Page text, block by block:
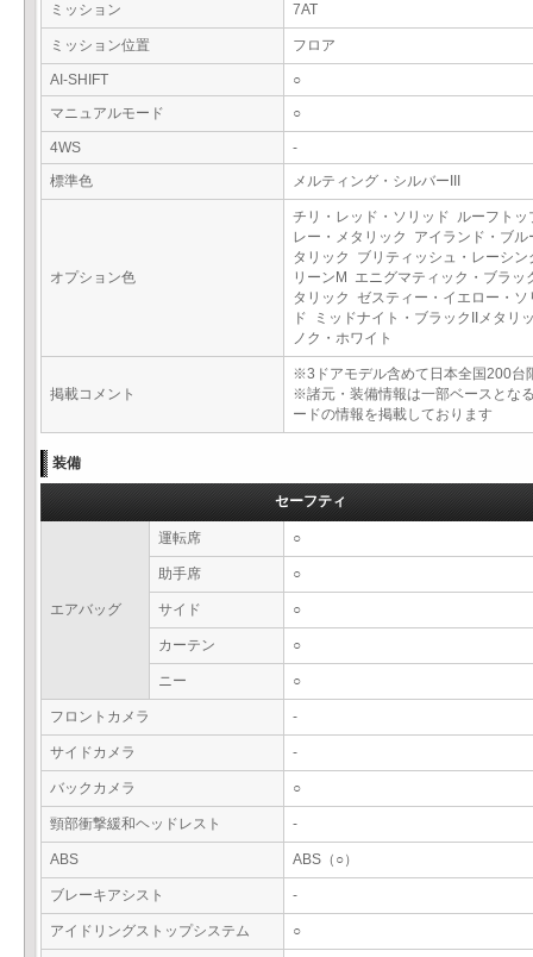
ミッション 7AT
ミッション位置 フロア
AI-SHIFT
○
マニュアルモード
○
4WS
-
標準色
メルティング・シルバーIII
オプション色
チリ・レッド・ソリッド ルーフトッ
レー・メタリック アイランド・ブル
タリック ブリティッシュ・レーシン
リーンM エニグマティック・ブラッ
タリック ゼスティー・イエロー・ソ
ド ミッドナイト・ブラックIIメタリ
ノク・ホワイト
掲載コメント
※3ドアモデル含めて日本全国200台
※諸元・装備情報は一部ベースとな
ードの情報を掲載しております
装備
セーフティ
エアバッグ
運転席 ○
助手席 ○
サイド ○
カーテン ○
ニー ○
フロントカメラ -
サイドカメラ -
バックカメラ ○
頸部衝撃緩和ヘッドレスト -
ABS ABS（○）
ブレーキアシスト -
アイドリングストップシステム ○